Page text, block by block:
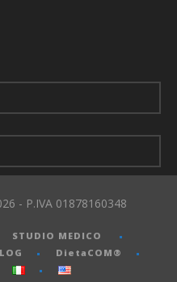
- P.IVA 01878160348
STUDIO MEDICO
DietaCOM®